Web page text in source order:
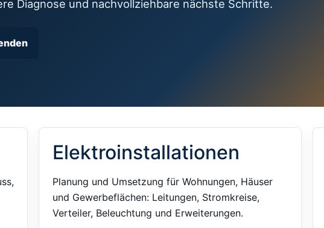
Diagnose und nachvollziehbare nächste Schritte.
Elektroinstallationen
Planung und Umsetzung für Wohnungen, Häuser
und Gewerbeflächen: Leitungen, Stromkreise,
Verteiler, Beleuchtung und Erweiterungen.